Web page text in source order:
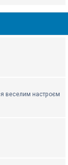
веселим настроєм